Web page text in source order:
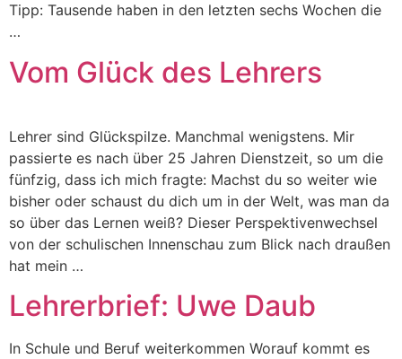
Tipp: Tausende haben in den letzten sechs Wochen die
…
Vom Glück des Lehrers
Lehrer sind Glückspilze. Manchmal wenigstens. Mir
passierte es nach über 25 Jahren Dienstzeit, so um die
fünfzig, dass ich mich fragte: Machst du so weiter wie
bisher oder schaust du dich um in der Welt, was man da
so über das Lernen weiß? Dieser Perspektivenwechsel
von der schulischen Innenschau zum Blick nach draußen
hat mein …
Lehrerbrief: Uwe Daub
In Schule und Beruf weiterkommen Worauf kommt es